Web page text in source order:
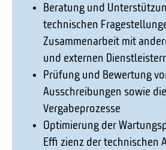
Beratung und
technischen
Zusammenarbeit mit
und externen
Prüfung und Bewertung
Ausschreibungen sowie
Vergabeprozesse
Optimierung der
Effi zienz der technischen